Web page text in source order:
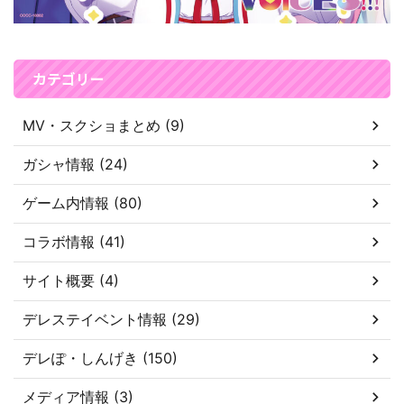
カテゴリー
MV・スクショまとめ (9)
ガシャ情報 (24)
ゲーム内情報 (80)
コラボ情報 (41)
サイト概要 (4)
デレステイベント情報 (29)
デレぽ・しんげき (150)
メディア情報 (3)